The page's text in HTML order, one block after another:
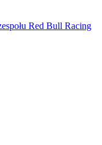
Red Bull Racing